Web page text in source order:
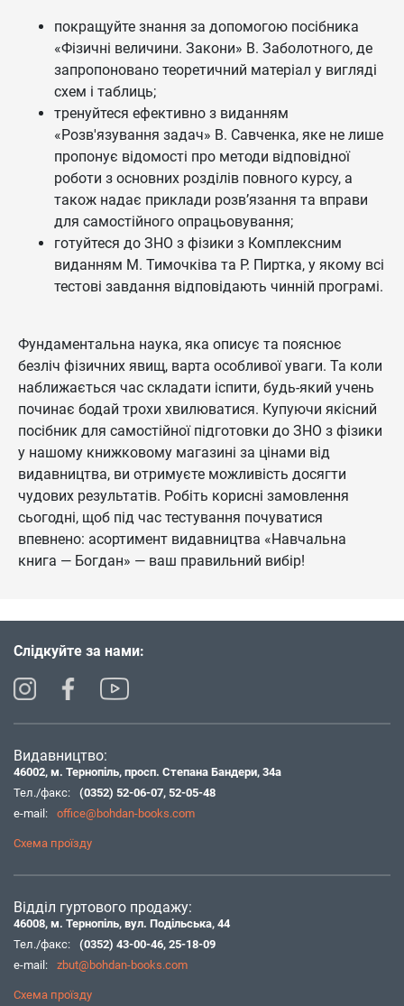
покращуйте знання за допомогою посібника
«Фізичні величини. Закони» В. Заболотного, де
запропоновано теоретичний матеріал у вигляді
схем і таблиць;
тренуйтеся ефективно з виданням
«Розв'язування задач» В. Савченка, яке не лише
пропонує відомості про методи відповідної
роботи з основних розділів повного курсу, а
також надає приклади розв’язання та вправи
для самостійного опрацьовування;
готуйтеся до ЗНО з фізики з Комплексним
виданням М. Тимочківа та Р. Пиртка, у якому всі
тестові завдання відповідають чинній програмі.
Фундаментальна наука, яка описує та пояснює
безліч фізичних явищ, варта особливої уваги. Та коли
наближається час складати іспити, будь-який учень
починає бодай трохи хвилюватися. Купуючи якісний
посібник для самостійної підготовки до ЗНО з фізики
у нашому книжковому магазині за цінами від
видавництва, ви отримуєте можливість досягти
чудових результатів. Робіть корисні замовлення
сьогодні, щоб під час тестування почуватися
впевнено: асортимент видавництва «Навчальна
книга — Богдан» — ваш правильний вибір!
Слідкуйте за нами:
Видавництво:
46002, м. Тернопіль, просп. Степана Бандери, 34а
Тел./факс:
(0352) 52-06-07, 52-05-48
e-mail:
office@bohdan-books.com
Схема проїзду
Відділ гуртового продажу:
46008, м. Тернопіль, вул. Подільська, 44
Тел./факс:
(0352) 43-00-46, 25-18-09
e-mail:
zbut@bohdan-books.com
Схема проїзду